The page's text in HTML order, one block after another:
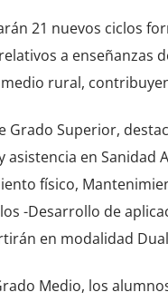
21 nuevos ciclos
a enseñanzas
rural,
Grado Superior,
en Sanidad
físico,
-Desarrollo de
en modalidad
Medio, los